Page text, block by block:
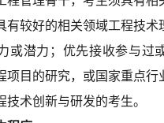
有较好的相关领域工程技术
或潜力；优先接收参与过
项目的研究，或国家重点行
技术创新与研发的考生。